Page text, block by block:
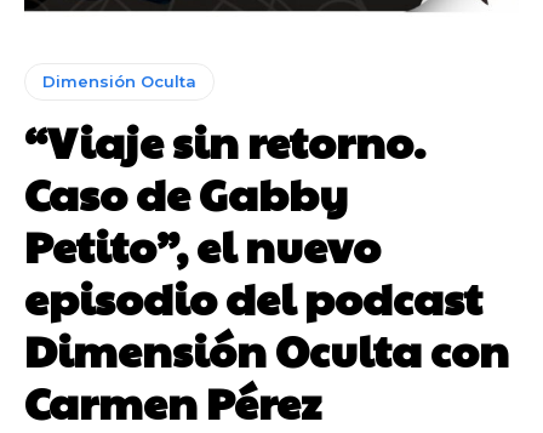
Dimensión Oculta
“Viaje sin retorno.
Caso de Gabby
Petito”, el nuevo
episodio del podcast
Dimensión Oculta con
Carmen Pérez